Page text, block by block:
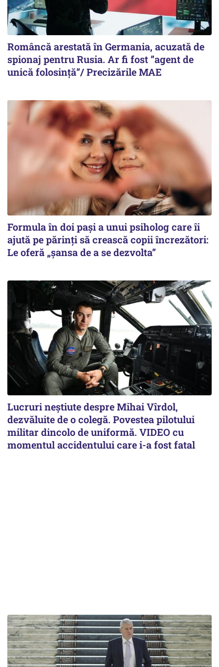
Româncă arestată în Germania, acuzată de
spionaj pentru Rusia. Ar fi fost ”agent de
unică folosință”/ Precizările MAE
Formula în doi pași a unui psiholog care îi
ajută pe părinți să crească copii încrezători:
Le oferă „șansa de a se dezvolta”
Lucruri neștiute despre Mihai Vîrdol,
dezvăluite de o colegă. Povestea pilotului
militar dincolo de uniformă. VIDEO cu
momentul accidentului care i-a fost fatal